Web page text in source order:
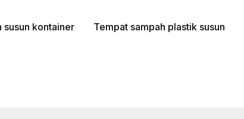
susun kontainer Tempat sampah plastik susun